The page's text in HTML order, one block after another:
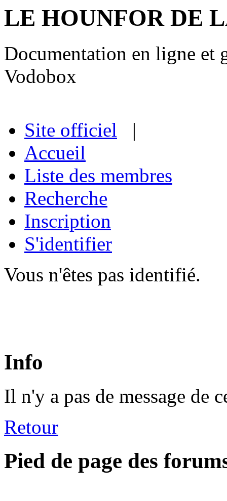
LE HOUNFOR DE
Documentation en ligne et
Vodobox
Site officiel |
Accueil
Liste des membres
Recherche
Inscription
S'identifier
Vous n'êtes pas identifié.
Info
Il n'y a pas de message de
Retour
Pied de page des